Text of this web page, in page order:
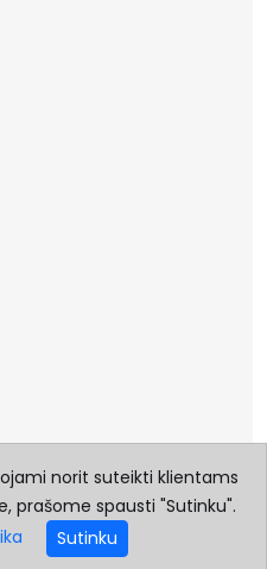
Batukai.eu
norit suteikti klientams
prašome spausti "Sutinku".
Sutinku